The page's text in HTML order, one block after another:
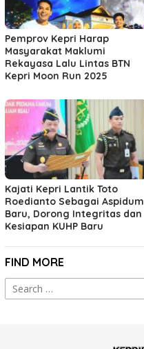
Pemprov Kepri Harap
Masyarakat Maklumi
Rekayasa Lalu Lintas BTN
Kepri Moon Run 2025
Kajati Kepri Lantik Toto
Roedianto Sebagai Aspidum
Baru, Dorong Integritas dan
Kesiapan KUHP Baru
FIND MORE
Search
for: